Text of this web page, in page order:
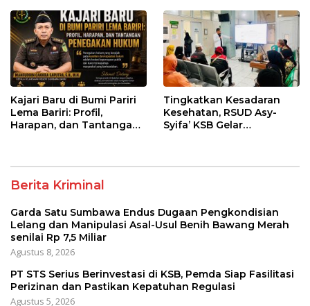
Benih Bawang Merah
senilai Rp 7,5 Miliar
Regulasi
Kajari Baru di Bumi Pariri
Lema Bariri: Profil,
Harapan, dan Tantangan
Tingkatkan Kesadaran
Kesehatan, RSUD Asy-
Syifa’ KSB Gelar
Berita Kriminal
Garda Satu Sumbawa Endus Dugaan Pengkondisian
Lelang dan Manipulasi Asal-Usul Benih Bawang Merah
senilai Rp 7,5 Miliar
Agustus 8, 2026
PT STS Serius Berinvestasi di KSB, Pemda Siap Fasilitasi
Perizinan dan Pastikan Kepatuhan Regulasi
Agustus 5, 2026